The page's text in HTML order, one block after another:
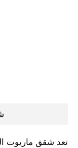
تعد شقق ماريوت